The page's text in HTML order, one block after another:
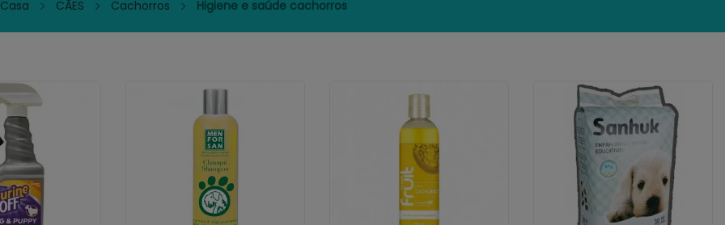
Casa CÃES Cachorros Higiene e saúde cachorros